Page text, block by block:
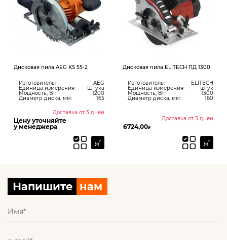
Дисковая пила AEG KS 55-2
Изготовитель: AEG
Единица измерения: Штука
Мощность, Вт: 1200
Диаметр диска, мм: 165
Доставка от 3 дней
Цену уточняйте
у менеджера
Дисковая пила ELITECH ПД 1300
Изготовитель: ELITECH
Единица измерения: штук
Мощность, Вт: 1300
Диаметр диска, мм: 160
Доставка от 3 дней
6724,00₽
Напишите нам